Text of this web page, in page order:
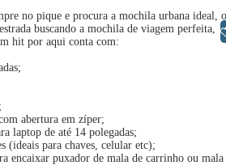
no pique e procura a mochila urbana ideal,
buscando a mochila de viagem perfeita,
hit por aqui conta com:
abertura em zíper;
laptop de até 14 polegadas;
(ideais para chaves, celular etc);
encaixar puxador de mala de carrinho ou mala
Libras